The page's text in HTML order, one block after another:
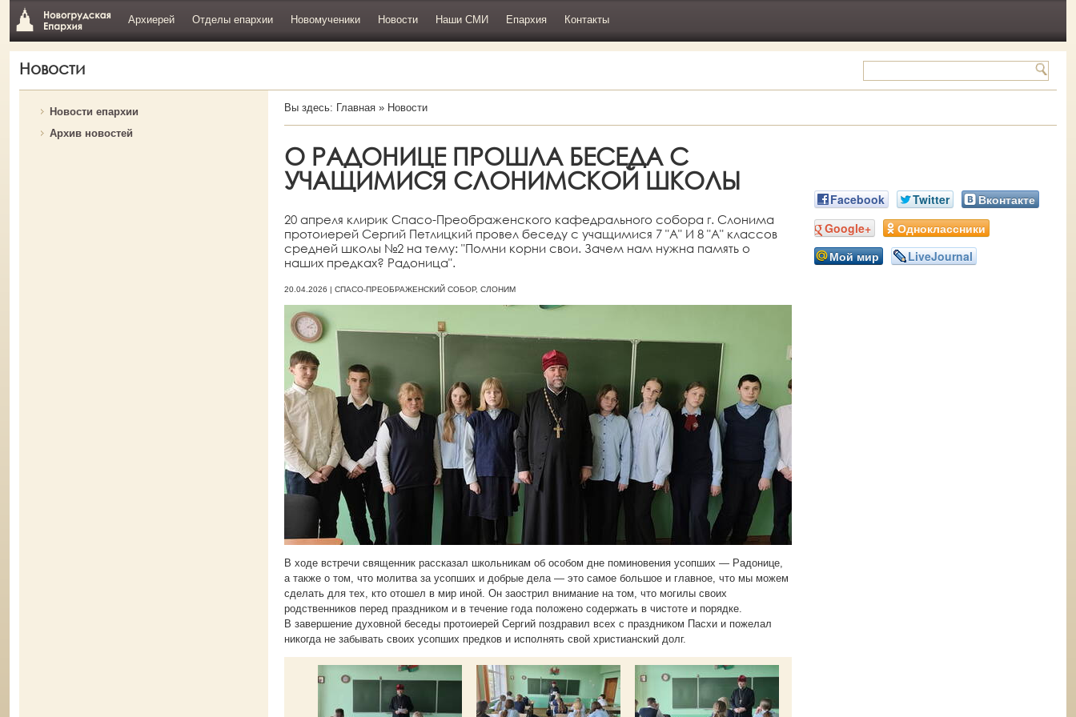
Архиерей Отделы епархии Новомученики Новости Наши СМИ Епархия Контакты
Новости
Новости епархии
Архив новостей
Вы здесь: Главная» Новости
О РАДОНИЦЕ ПРОШЛА БЕСЕДА С
УЧАЩИМИСЯ СЛОНИМСКОЙ ШКОЛЫ
20 апреля клирик Спасо-Преображенского кафедрального собора г. Слонима
протоиерей Сергий Петлицкий провел беседу с учащимися 7 "А" И 8 "А" классов
средней школы №2 на тему: "Помни корни свои. Зачем нам нужна память о
наших предках? Радоница".
20.04.2026 | СПАСО-ПРЕОБРАЖЕНСКИЙ СОБОР, СЛОНИМ
В ходе встречи священник рассказал школьникам об особом дне поминовения усопших — Радонице,
а также о том, что молитва за усопших и добрые дела — это самое большое и главное, что мы можем
сделать для тех, кто отошел в мир иной. Он заострил внимание на том, что могилы своих
родственников перед праздником и в течение года положено содержать в чистоте и порядке.
В завершение духовной беседы протоиерей Сергий поздравил всех с праздником Пасхи и пожелал
никогда не забывать своих усопших предков и исполнять свой христианский долг.
Facebook Twitter
Вконтакте
Google+
Одноклассники
Мой мир
LiveJournal